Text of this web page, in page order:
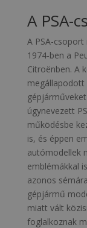
A PSA-
A PSA-
1974-ben a
Citroënben. A
megállapodott
úgynevezett
működésbe
is, és éppen
autómodellek
emblémákkal
azonos
gépjármű
miatt vált
foglalkoznak